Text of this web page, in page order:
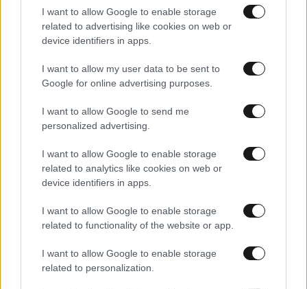
I want to allow Google to enable storage
related to advertising like cookies on web or
device identifiers in apps.
I want to allow my user data to be sent to
Google for online advertising purposes.
I want to allow Google to send me
personalized advertising.
I want to allow Google to enable storage
related to analytics like cookies on web or
device identifiers in apps.
I want to allow Google to enable storage
related to functionality of the website or app.
I want to allow Google to enable storage
related to personalization.
Τέλη του 2016 η ολοκλήρωση της ανάπλασης της
Πανεπιστημίου
05·03·2013 09:14
Πεζοδρόμηση τμήματος της οδού Αγίας Σοφίας στη